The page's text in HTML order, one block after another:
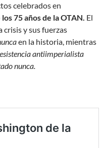
celebrados en
75 años de la OTAN. El
y sus fuerzas
en la historia, mientras
antiimperialista
nunca.